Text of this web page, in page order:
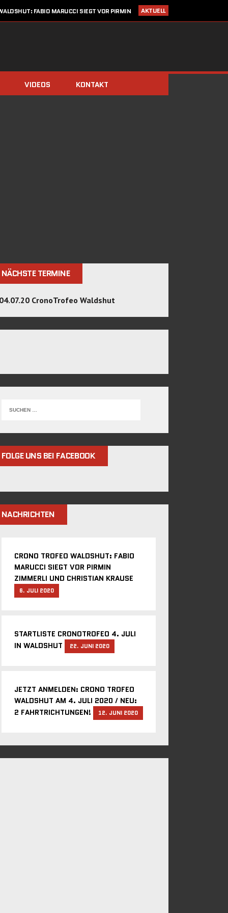
AKTUELL
FABIO MARUCCI SIEGT VOR PIRMIN
(ZIMMERLI/BERGER) UND DOMINIK STÖCKS DIE
BIATHLON-CHAMPIONS 2019
VIDEOS KONTAKT
NÄCHSTE TERMINE
04.07.20 CronoTrofeo Waldshut
FOLGE UNS BEI FACEBOOK
NACHRICHTEN
CRONO TROFEO WALDSHUT: FABIO
MARUCCI SIEGT VOR PIRMIN
ZIMMERLI UND CHRISTIAN KRAUSE
6. JULI 2020
STARTLISTE CRONOTROFEO 4. JULI
IN WALDSHUT
22. JUNI 2020
JETZT ANMELDEN: CRONO TROFEO
WALDSHUT AM 4. JULI 2020 / NEU:
2 FAHRTRICHTUNGEN!
12. JUNI 2020